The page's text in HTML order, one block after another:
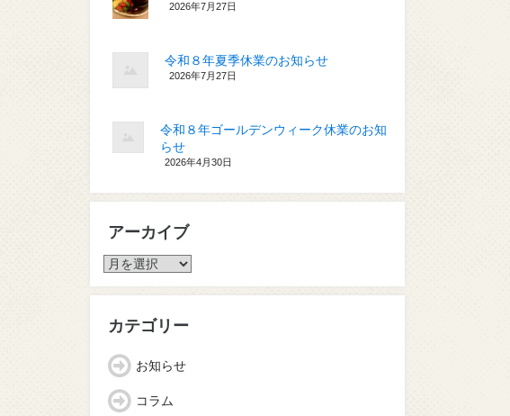
2026年7月27日
令和８年夏季休業のお知らせ
2026年7月27日
令和８年ゴールデンウィーク休業のお知
らせ
2026年4月30日
アーカイブ
ア
カ
ブ
カテゴリー
お知らせ
コラム